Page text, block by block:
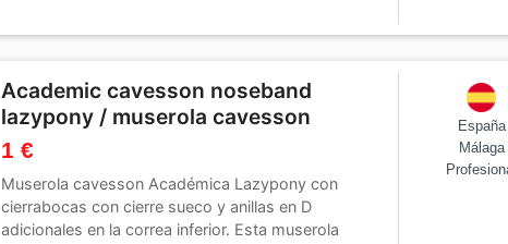
Academic cavesson noseband
lazypony / muserola cavesson
1 €
Muserola cavesson Académica Lazypony con
cierrabocas con cierre sueco y anillas en D
adicionales en la correa inferior. Esta muserola
España
Málaga